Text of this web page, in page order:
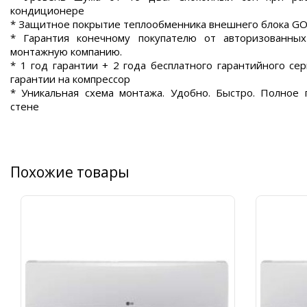
кондиционере
* Защитное покрытие теплообменника внешнего блока
* Гарантия конечному покупателю от
монтажную компанию.
* 1 год гарантии + 2 года бесплатного гарантийного
гарантии на компрессор
* Уникальная схема монтажа. Удобно. Быстро. Полное
стене
Похожие товары